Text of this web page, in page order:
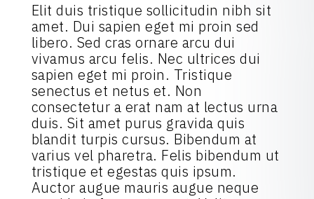
Elit duis tristique sollicitudin nibh sit
amet. Dui sapien eget mi proin sed
libero. Sed cras ornare arcu dui
vivamus arcu felis. Nec ultrices dui
sapien eget mi proin. Tristique
senectus et netus et. Non
consectetur a erat nam at lectus urna
duis. Sit amet purus gravida quis
blandit turpis cursus. Bibendum at
varius vel pharetra. Felis bibendum ut
tristique et egestas quis ipsum.
Auctor augue mauris augue neque